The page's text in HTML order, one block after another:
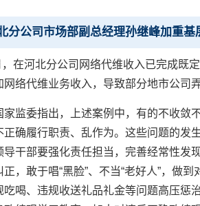
分公司市场部副总经理孙继峰加重基
在河北分公司网络代维收入已完成既
网络代维业务收入，导致部分地市公司
家监委指出，上述案例中，有的不收敛
正确履行职责、乱作为。这些问题的发
干部要强化责任担当，完善经常性发
，敢于唱“黑脸”、不当“老好人”，做
吃喝、违规收送礼品礼金等问题高压惩